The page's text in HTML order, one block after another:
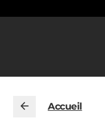
Accueil